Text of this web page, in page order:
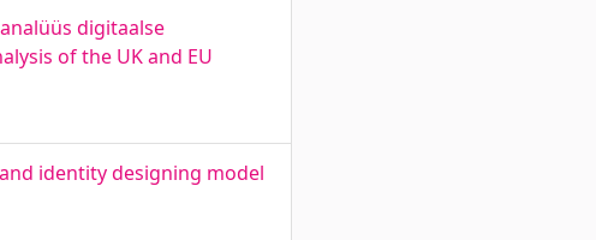
digitaalse
of the UK and EU
identity designing model